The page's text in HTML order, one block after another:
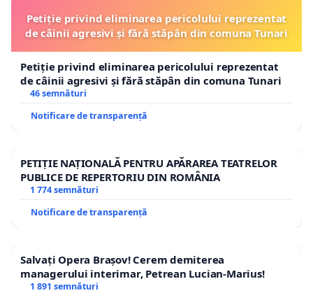
Petiție privind eliminarea pericolului reprezentat
de câinii agresivi și fără stăpân din comuna Tunari
Petiție privind eliminarea pericolului reprezentat
de câinii agresivi și fără stăpân din comuna Tunari
46 semnături
Notificare de transparență
PETIȚIE NAȚIONALĂ PENTRU APĂRAREA TEATRELOR
PUBLICE DE REPERTORIU DIN ROMÂNIA
1 774 semnături
Notificare de transparență
Salvați Opera Brașov! Cerem demiterea
managerului interimar, Petrean Lucian-Marius!
1 891 semnături